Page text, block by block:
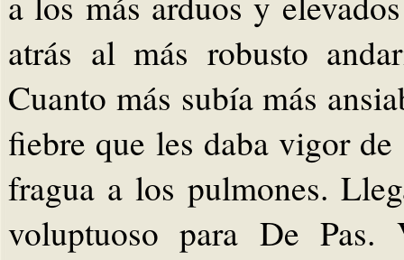
atrás al más robusto
Cuanto más subía más
fiebre que les daba vigor
fragua a los pulmones.
voluptuoso para De Pas.